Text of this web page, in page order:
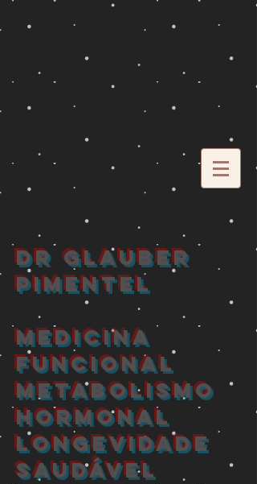
DR GLAUBER
PIMENTEL
MEDICINA
FUNCIONAL
METABOLISMO
HORMONAL
longevidade
saudável